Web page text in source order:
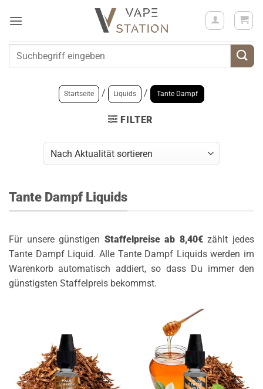
Inhalt
Suchen
Startseite / Liquids / Tante Dampf
FILTER
Tante Dampf Liquids
Für unsere günstigen Staffelpreise ab 8,40€zählt jedes
Tante Dampf Liquid. Alle Tante Dampf Liquids werden im
Warenkorb automatisch addiert, so dass Du immer den
günstigsten Staffelpreis bekommst.